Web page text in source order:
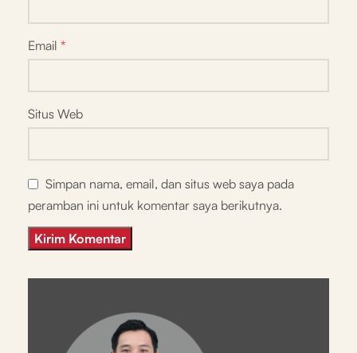
Email *
Situs Web
Simpan nama, email, dan situs web saya pada
peramban ini untuk komentar saya berikutnya.